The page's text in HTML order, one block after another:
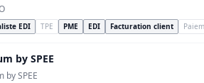
EDI TPE PME EDI Facturation client
by SPEE
by SPEE